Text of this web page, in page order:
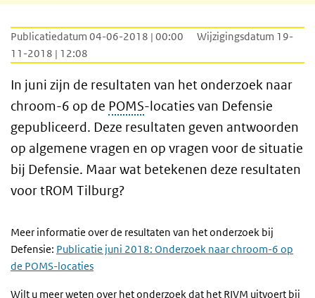
Publicatiedatum 04-06-2018 | 00:00
Wijzigingsdatum 19-
11-2018 | 12:08
In juni zijn de resultaten van het onderzoek naar
chroom-6 op de POMS-locaties van Defensie
gepubliceerd. Deze resultaten geven antwoorden
op algemene vragen en op vragen voor de situatie
bij Defensie. Maar wat betekenen deze resultaten
voor tROM Tilburg?
Meer informatie over de resultaten van het onderzoek bij
Defensie: Publicatie juni 2018: Onderzoek naar chroom-6 op
de POMS-locaties
Wilt u meer weten over het onderzoek dat het RIVM uitvoert bij